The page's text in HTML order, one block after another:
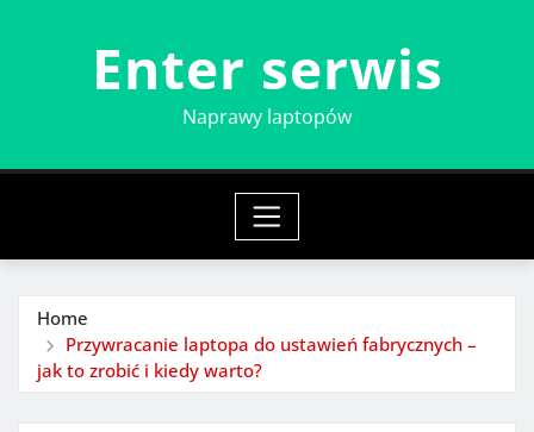
Enter serwis
Naprawy laptopów
Home
Przywracanie laptopa do ustawień fabrycznych –
jak to zrobić i kiedy warto?